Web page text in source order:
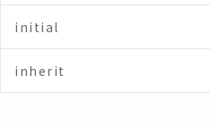
initial
inherit